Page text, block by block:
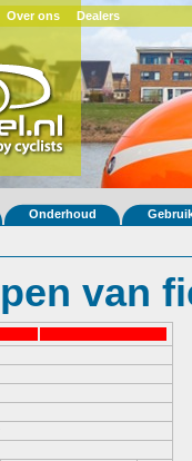
Over ons Dealers
Onderhoud
van